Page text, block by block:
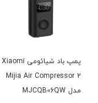
پمپ باد شیائومی Xiaomi
Mijia Air Compressor 2
مدل MJCQB06QW